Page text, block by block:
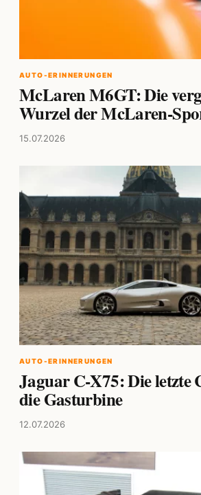
AUTO-ERINNERUNGEN
McLaren M6GT: Die
Wurzel der McLaren-
15.07.2026
AUTO-ERINNERUNGEN
Jaguar C-X75: Die letzte
die Gasturbine
12.07.2026